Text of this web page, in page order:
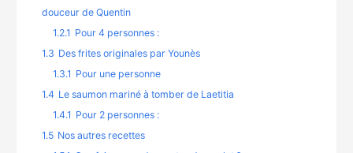
douceur de Quentin
1.2.1 Pour 4 personnes :
1.3 Des frites originales par Younès
1.3.1 Pour une personne
1.4 Le saumon mariné à tomber de Laetitia
1.4.1 Pour 2 personnes :
1.5 Nos autres recettes